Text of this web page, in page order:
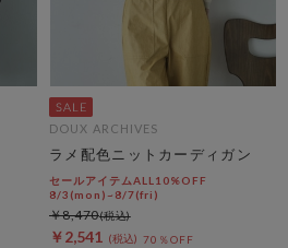
DOUX ARCHIVES
ラメ配色ニットカーディガン
セールアイテムALL10%OFF
8/3(mon)~8/7(fri)
￥2,541 70％OFF
￥8,470